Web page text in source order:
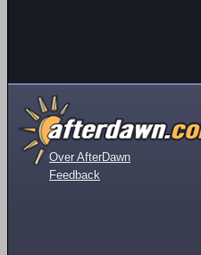
Over AfterDawn
Feedback